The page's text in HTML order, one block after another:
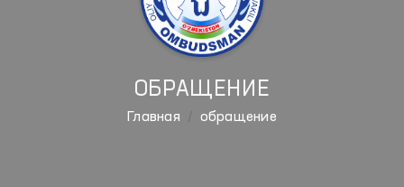
ОБРАЩЕНИЕ
Главная обращение